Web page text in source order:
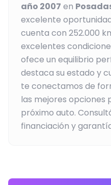
año 2007 en
excelente
cuenta con 252.000
excelentes
ofece un equilibrio
destaca su estado y
te conectamos de
las mejores opciones
próximo auto.
financiación y